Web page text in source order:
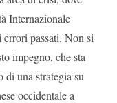
Internazionale
passati. Non si
impegno, che sta
di una strategia su
occidentale a